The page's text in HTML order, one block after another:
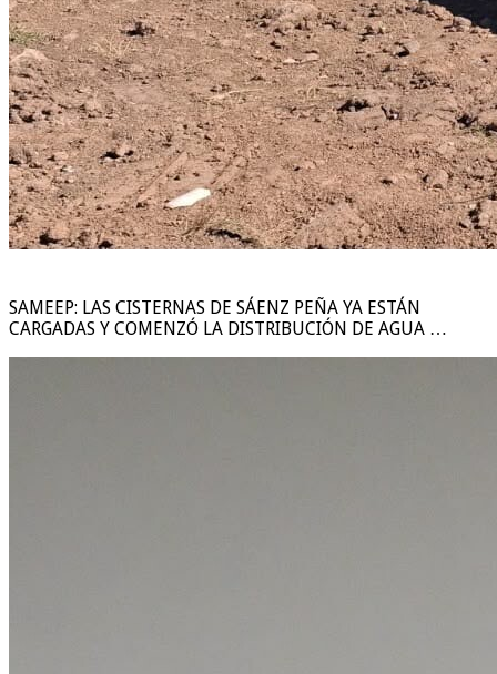
SAMEEP: LAS CISTERNAS DE SÁENZ PEÑA YA ESTÁN
CARGADAS Y COMENZÓ LA DISTRIBUCIÓN DE AGUA …